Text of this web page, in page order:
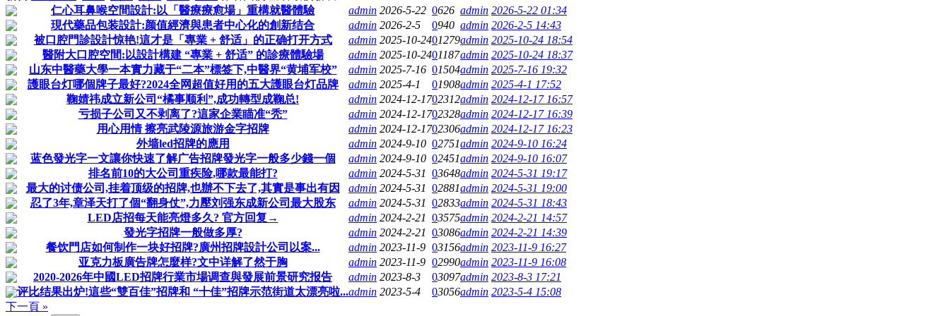
仁心耳鼻喉空間設計:以「醫療療愈場」重構就醫體驗
admin 2026-5-22 0626 admin 2026-5-22 01:34
現代藥品包装設計:颜值經濟與患者中心化的創新结合
admin 2026-2-5 0940 admin 2026-2-5 14:43
被口腔門診設計惊艳!這才是「專業 + 舒适」的正确打开方式
admin 2025-10-2401279admin 2025-10-24 18:54
醫附大口腔空間:以設計構建 “專業 + 舒适” 的診療體驗場
admin 2025-10-2401187admin 2025-10-24 18:37
山东中醫藥大學一本實力藏于“二本”標签下,中醫界“黄埔军校”
admin 2025-7-16 01504admin 2025-7-16 19:32
護眼台灯哪個牌子最好?2024全网超值好用的五大護眼台灯品牌
admin 2025-4-1 01908admin 2025-4-1 17:52
鞠婧祎成立新公司“橘事顺利”,成功轉型成鞠总!
admin 2024-12-1702312admin 2024-12-17 16:57
亏损子公司又不剥离了?這家企業瞄准“秃”
admin 2024-12-1702328admin 2024-12-17 16:39
用心用情 擦亮武陵源旅游金字招牌
admin 2024-12-1702306admin 2024-12-17 16:23
外墙led招牌的應用
admin 2024-9-10 02751admin 2024-9-10 16:24
蓝色發光字一文讓你快速了解广告招牌發光字一般多少錢一個
admin 2024-9-10 02451admin 2024-9-10 16:07
排名前10的大公司重疾险,哪款最能打?
admin 2024-5-31 03648admin 2024-5-31 19:17
最大的讨债公司,挂着顶级的招牌,也辦不下去了,其實是事出有因
admin 2024-5-31 02881admin 2024-5-31 19:00
忍了3年,章泽天打了個“翻身仗”,力壓刘强东成新公司最大股东
admin 2024-5-31 02833admin 2024-5-31 18:43
LED店招每天能亮燈多久? 官方回复→
admin 2024-2-21 03575admin 2024-2-21 14:57
發光字招牌一般做多厚?
admin 2024-2-21 03086admin 2024-2-21 14:39
餐饮門店如何制作一块好招牌?廣州招牌設計公司以案...
admin 2023-11-9 03156admin 2023-11-9 16:27
亚克力板廣告牌怎麼样?文中详解了然于胸
admin 2023-11-9 02990admin 2023-11-9 16:08
2020-2026年中國LED招牌行業市場调查與發展前景研究报告
admin 2023-8-3 03097admin 2023-8-3 17:21
评比结果出炉!這些“雙百佳”招牌和 “十佳”招牌示范街道太漂亮啦...admin 2023-5-4 03056admin 2023-5-4 15:08
下一頁 »